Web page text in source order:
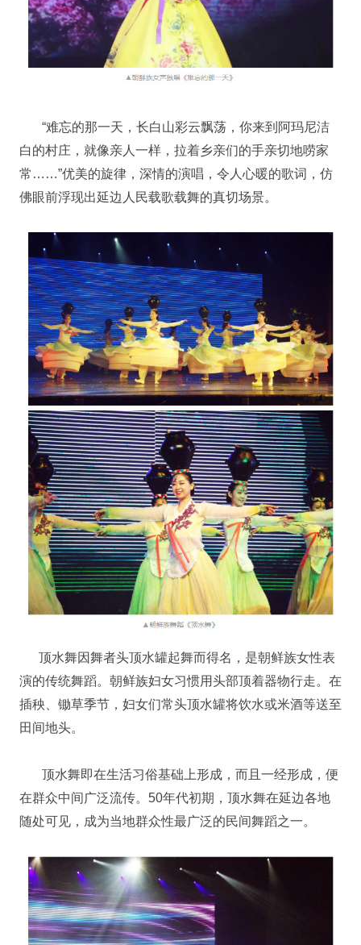
“难忘的那一天，长白山彩云飘荡，你来到阿玛尼洁
白的村庄，就像亲人一样，拉着乡亲们的手亲切地唠家
常……”优美的旋律，深情的演唱，令人心暖的歌词，仿
佛眼前浮现出延边人民载歌载舞的真切场景。
顶水舞因舞者头顶水罐起舞而得名，是朝鲜族女性表
演的传统舞蹈。朝鲜族妇女习惯用头部顶着器物行走。在
插秧、锄草季节，妇女们常头顶水罐将饮水或米酒等送至
田间地头。
顶水舞即在生活习俗基础上形成，而且一经形成，便
在群众中间广泛流传。50年代初期，顶水舞在延边各地
随处可见，成为当地群众性最广泛的民间舞蹈之一。